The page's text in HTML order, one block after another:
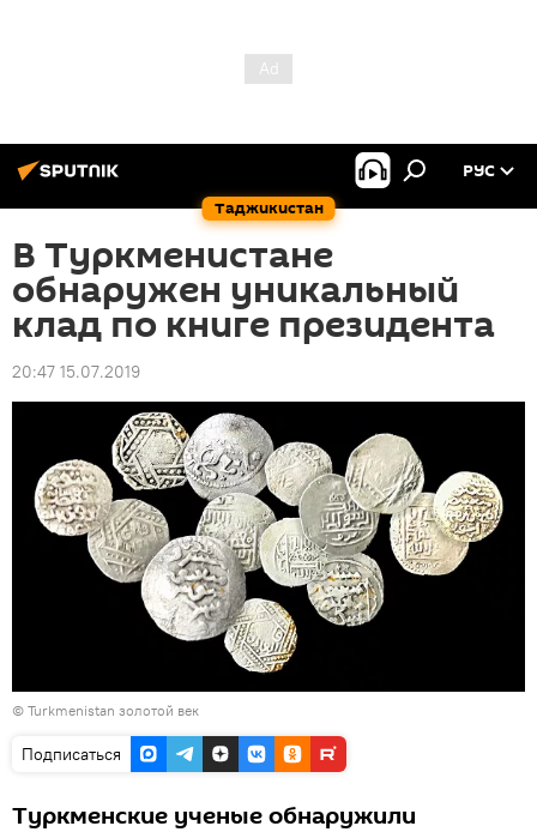
Таджикистан
РУС
В Туркменистане
обнаружен уникальный
клад по книге президента
20:47 15.07.2019
© Turkmenistan золотой век
Подписаться
Туркменские ученые обнаружили